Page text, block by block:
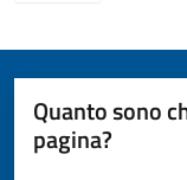
Quanto sono
pagina?